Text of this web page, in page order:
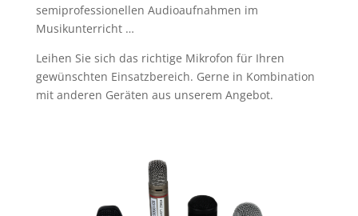
semiprofessionellen Audioaufnahmen im
Musikunterricht …
Leihen Sie sich das richtige Mikrofon für Ihren
gewünschten Einsatzbereich. Gerne in Kombination
mit anderen Geräten aus unserem Angebot.